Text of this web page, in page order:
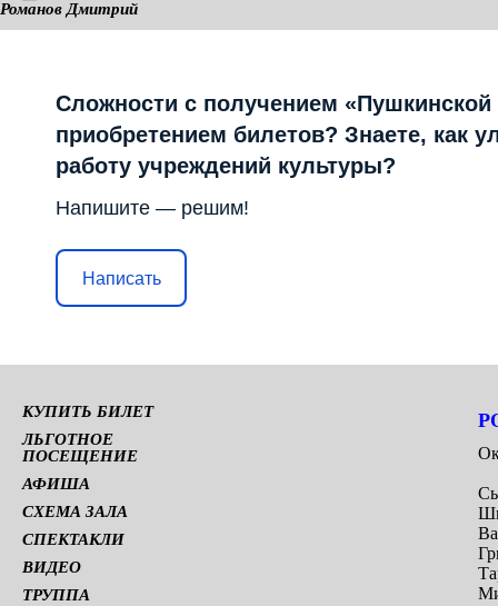
Романов Дмитрий
Сложности с получением «Пушкинской
приобретением билетов? Знаете, как
работу учреждений культуры?
Напишите — решим!
Написать
КУПИТЬ БИЛЕТ
ЛЬГОТНОЕ
ПОСЕЩЕНИЕ
АФИША
СХЕМА ЗАЛА
СПЕКТАКЛИ
ВИДЕО
ТРУППА